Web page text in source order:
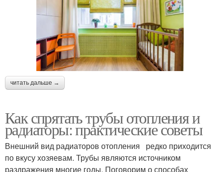
читать дальше →
Как спрятать трубы отопления и
радиаторы: практические советы
Внешний вид радиаторов отопления редко приходится
по вкусу хозяевам. Трубы являются источником
раздражения многие годы. Поговорим о способах